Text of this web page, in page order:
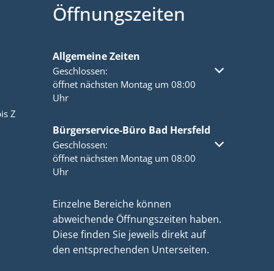
Z
Öffnungszeiten
Allgemeine Zeiten
Klicken, um weitere Öffnungs- oder Schließzeiten
Geschlossen:
öffnet nächsten Montag um 08:00
Uhr
Bürgerservice-Büro Bad Hersfeld
Klicken, um weitere Öffnungs- oder Schließzeiten
Geschlossen:
öffnet nächsten Montag um 08:00
Uhr
Einzelne Bereiche können
abweichende Öffnungszeiten haben.
Diese finden Sie jeweils direkt auf
den entsprechenden Unterseiten.